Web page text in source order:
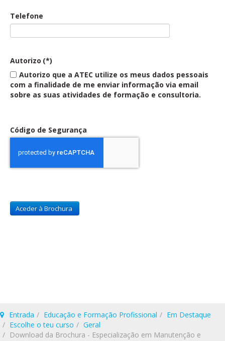
Telefone
Autorizo (*)
Autorizo que a ATEC utilize os meus dados pessoais
com a finalidade de me enviar informação via email
sobre as suas atividades de formação e consultoria.
Código de Segurança
Entrada Educação e Formação Profissional
Em Destaque
Escolhe o teu curso
Geral
Download da Brochura - Especialização em Manutenção e